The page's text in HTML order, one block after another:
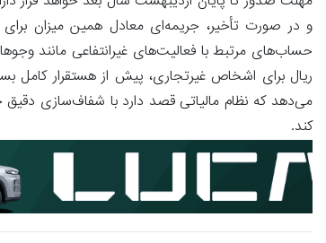
و در صورت تأخیر، جریمه‌ای معادل همین میزان
ریال برای اشخاص غیرتجاری، پیش از هستقرار کامل
می‌دهد که نظام مالیاتی قصد دارد با شفاف‌سازی دقیق
کند.